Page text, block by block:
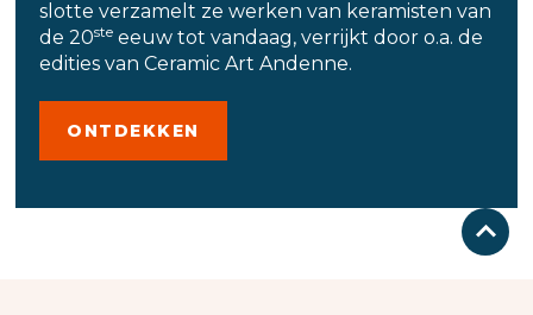
slotte verzamelt ze werken van keramisten van
de 20ste eeuw tot vandaag, verrijkt door o.a. de
edities van Ceramic Art Andenne.
ONTDEKKEN